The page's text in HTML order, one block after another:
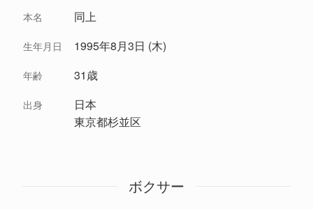
本名 同上
生年月日 1995年8月3日 (木)
年齢 31歳
出身
日本
東京都杉並区
ボクサー